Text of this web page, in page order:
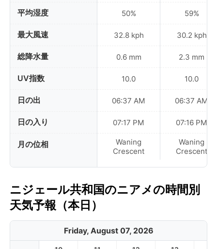
平均湿度
最大風速
総降水量
UV指数
日の出
日の入り
月の位相
50%
32.8 kph
0.6 mm
10.0
06:37 AM
07:17 PM
Waning
Crescent
59%
30.2 kph
2.3 mm
10.0
06:37 AM
07:16 PM
Waning
Crescent
ニジェール共和国のニアメの時間別
天気予報（本日）
Friday, August 07, 2026